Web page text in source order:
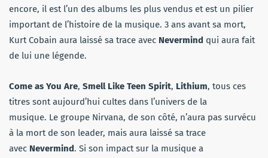
encore, il est l’un des albums les plus vendus et est un pilier
important de l’histoire de la musique. 3 ans avant sa mort,
Kurt Cobain aura laissé sa trace avec Nevermind qui aura fait
de lui une légende.
Come as You Are, Smell Like Teen Spirit, Lithium, tous ces
titres sont aujourd’hui cultes dans l’univers de la
musique. Le groupe Nirvana, de son côté, n’aura pas survécu
à la mort de son leader, mais aura laissé sa trace
avec Nevermind. Si son impact sur la musique a